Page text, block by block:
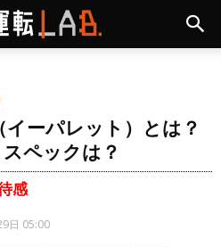
イーパレット）とは？
ペックは？
感
日 05:00